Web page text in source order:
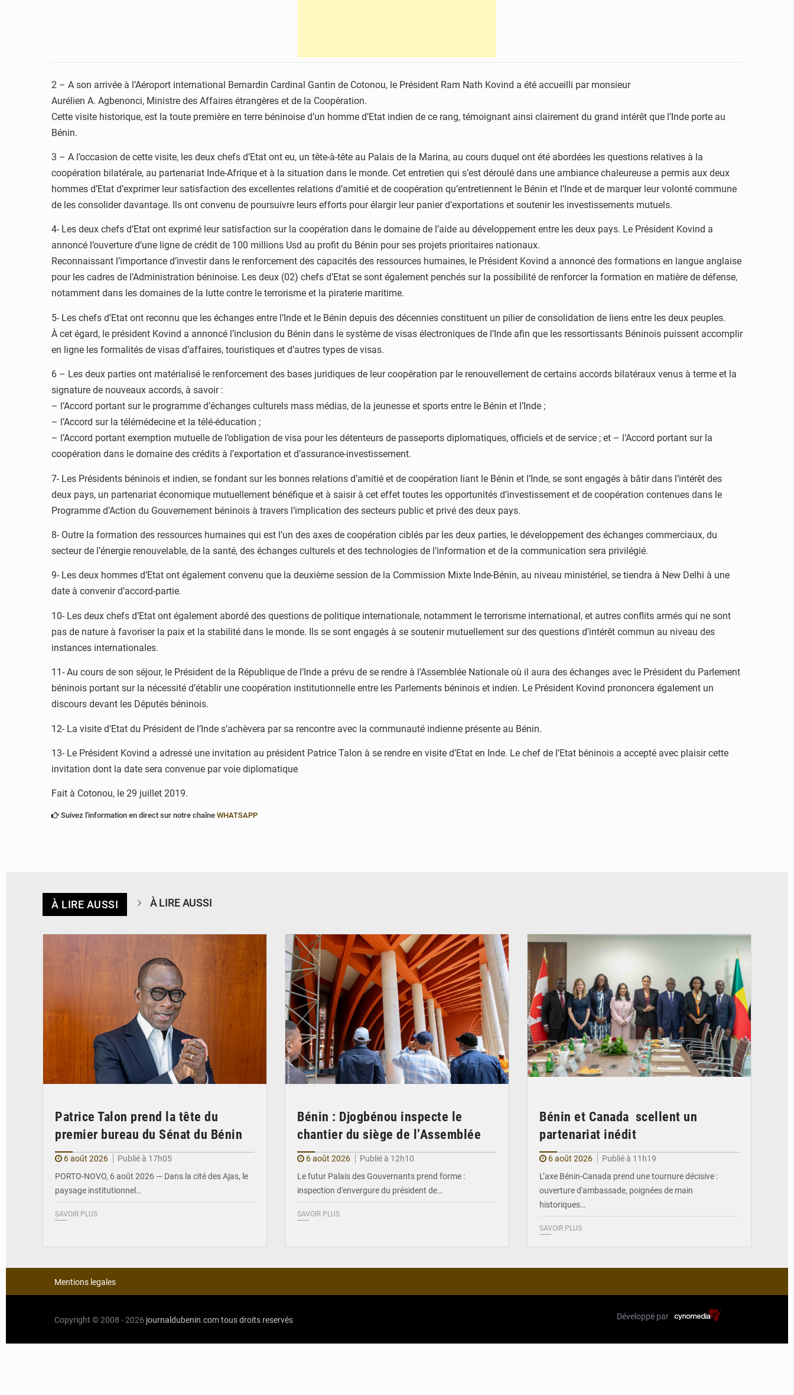
2 – A son arrivée à l’Aéroport international Bernardin Cardinal Gantin de Cotonou, le Président Ram Nath Kovind a été accueilli par monsieur
Aurélien A. Agbenonci, Ministre des Affaires étrangères et de la Coopération.
Cette visite historique, est la toute première en terre béninoise d’un homme d’Etat indien de ce rang, témoignant ainsi clairement du grand intérêt que l’Inde porte au
Bénin.
3 – A l’occasion de cette visite, les deux chefs d’Etat ont eu, un tête-à-tête au Palais de la Marina, au cours duquel ont été abordées les questions relatives à la
coopération bilatérale, au partenariat Inde-Afrique et à la situation dans le monde. Cet entretien qui s’est déroulé dans une ambiance chaleureuse a permis aux deux
hommes d’Etat d’exprimer leur satisfaction des excellentes relations d’amitié et de coopération qu’entretiennent le Bénin et l’Inde et de marquer leur volonté commune
de les consolider davantage. Ils ont convenu de poursuivre leurs efforts pour élargir leur panier d’exportations et soutenir les investissements mutuels.
4- Les deux chefs d’Etat ont exprimé leur satisfaction sur la coopération dans le domaine de l’aide au développement entre les deux pays. Le Président Kovind a
annoncé l’ouverture d’une ligne de crédit de 100 millions Usd au profit du Bénin pour ses projets prioritaires nationaux.
Reconnaissant l’importance d’investir dans le renforcement des capacités des ressources humaines, le Président Kovind a annoncé des formations en langue anglaise
pour les cadres de l’Administration béninoise. Les deux (02) chefs d’Etat se sont également penchés sur la possibilité de renforcer la formation en matière de défense,
notamment dans les domaines de la lutte contre le terrorisme et la piraterie maritime.
5- Les chefs d’Etat ont reconnu que les échanges entre l’Inde et le Bénin depuis des décennies constituent un pilier de consolidation de liens entre les deux peuples.
À cet égard, le président Kovind a annoncé l’inclusion du Bénin dans le système de visas électroniques de l’Inde afin que les ressortissants Béninois puissent accomplir
en ligne les formalités de visas d’affaires, touristiques et d’autres types de visas.
6 – Les deux parties ont matérialisé le renforcement des bases juridiques de leur coopération par le renouvellement de certains accords bilatéraux venus à terme et la
signature de nouveaux accords, à savoir :
– l’Accord portant sur le programme d’échanges culturels mass médias, de la jeunesse et sports entre le Bénin et l’Inde ;
– l’Accord sur la télémédecine et la télé-éducation ;
– l’Accord portant exemption mutuelle de l’obligation de visa pour les détenteurs de passeports diplomatiques, officiels et de service ; et – l’Accord portant sur la
coopération dans le domaine des crédits à l’exportation et d’assurance-investissement.
7- Les Présidents béninois et indien, se fondant sur les bonnes relations d’amitié et de coopération liant le Bénin et l’Inde, se sont engagés à bâtir dans l’intérêt des
deux pays, un partenariat économique mutuellement bénéfique et à saisir à cet effet toutes les opportunités d’investissement et de coopération contenues dans le
Programme d’Action du Gouvernement béninois à travers l’implication des secteurs public et privé des deux pays.
8- Outre la formation des ressources humaines qui est l’un des axes de coopération ciblés par les deux parties, le développement des échanges commerciaux, du
secteur de l’énergie renouvelable, de la santé, des échanges culturels et des technologies de l’information et de la communication sera privilégié.
9- Les deux hommes d’Etat ont également convenu que la deuxième session de la Commission Mixte Inde-Bénin, au niveau ministériel, se tiendra à New Delhi à une
date à convenir d’accord-partie.
10- Les deux chefs d’Etat ont également abordé des questions de politique internationale, notamment le terrorisme international, et autres conflits armés qui ne sont
pas de nature à favoriser la paix et la stabilité dans le monde. Ils se sont engagés à se soutenir mutuellement sur des questions d’intérêt commun au niveau des
instances internationales.
11- Au cours de son séjour, le Président de la République de l’Inde a prévu de se rendre à l’Assemblée Nationale où il aura des échanges avec le Président du Parlement
béninois portant sur la nécessité d’établir une coopération institutionnelle entre les Parlements béninois et indien. Le Président Kovind prononcera également un
discours devant les Députés béninois.
12- La visite d’Etat du Président de l’Inde s’achèvera par sa rencontre avec la communauté indienne présente au Bénin.
13- Le Président Kovind a adressé une invitation au président Patrice Talon à se rendre en visite d’Etat en Inde. Le chef de l’Etat béninois a accepté avec plaisir cette
invitation dont la date sera convenue par voie diplomatique
Fait à Cotonou, le 29 juillet 2019.
Suivez l'information en direct sur notre chaîne WHATSAPP
À LIRE AUSSI À LIRE AUSSI
Patrice Talon prend la tête du
premier bureau du Sénat du Bénin
6 août 2026
Publié à 17h05
PORTO-NOVO, 6 août 2026 — Dans la cité des Ajas, le
paysage institutionnel…
SAVOIR PLUS
Bénin : Djogbénou inspecte le
chantier du siège de l’Assemblée
6 août 2026
Publié à 12h10
Le futur Palais des Gouvernants prend forme :
inspection d'envergure du président de…
SAVOIR PLUS
Bénin et Canada scellent un
partenariat inédit
6 août 2026
Publié à 11h19
L’axe Bénin-Canada prend une tournure décisive :
ouverture d'ambassade, poignées de main
historiques…
SAVOIR PLUS
Mentions legales
Copyright © 2008 - 2026 journaldubenin.comtous droits reservés Développé par